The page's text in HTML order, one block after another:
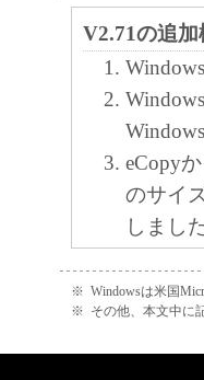
これらに限
て、適用法
とします。
ンの関連会
損害の可能
(3) キヤノ
れらの販売
ェア」、ま
連してお客
ても、一切
６．輸出
V2.71の追加
eCopy
のサイ
しました
原稿フ
ー設定
デバイ
※ Windowsは米国
※ その他、本文中に